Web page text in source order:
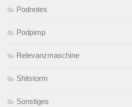
Podnotes
Podpimp
Relevanzmaschine
Shitstorm
Sonstiges